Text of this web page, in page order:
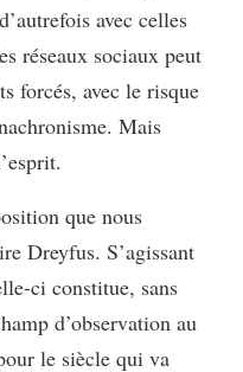
avec celles
réseaux sociaux peut
forcés, avec le risque
Mais
que nous
Dreyfus. S’agissant
ci constitue, sans
d’observation au
le siècle qui va